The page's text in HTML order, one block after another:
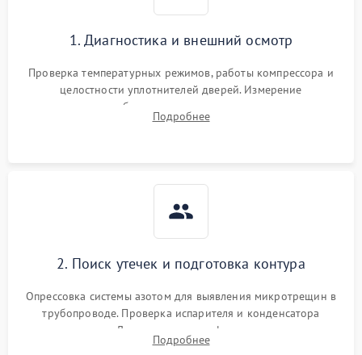
1. Диагностика и внешний осмотр
Проверка температурных режимов, работы компрессора и
целостности уплотнителей дверей. Измерение
сопротивления обмоток мотора, проверка термостата и
считывание кодов ошибок с электронного дисплея.
Подробнее
2. Поиск утечек и подготовка контура
Опрессовка системы азотом для выявления микротрещин в
трубопроводе. Проверка испарителя и конденсатора
течеискателем. Демонтаж старого фильтра-осушителя и
продувка капиллярной трубки для устранения засоров.
Подробнее